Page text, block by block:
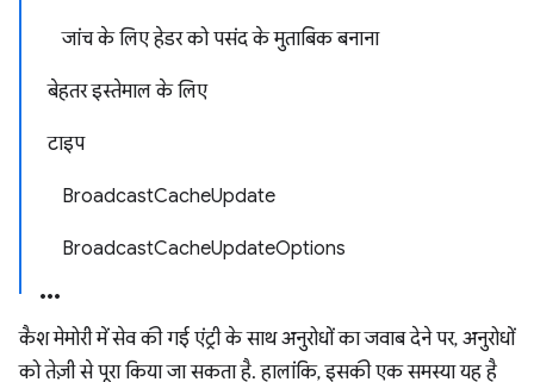
जांच के लिए हेडर को पसंद के मुताबिक बनाना
बेहतर इस्तेमाल के लिए
टाइप
BroadcastCacheUpdate
BroadcastCacheUpdateOptions
कैश मेमोरी में सेव की गई एंट्री के साथ अनुरोधों का जवाब देने पर, अनुरोधों
को तेज़ी से पूरा किया जा सकता है. हालांकि, इसकी एक समस्या यह है